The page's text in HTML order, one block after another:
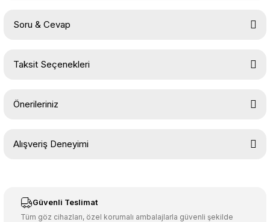
Soru & Cevap
Taksit Seçenekleri
Önerileriniz
konularda yetersiz gördüğünüz noktaları öneri formunu kullanarak
Ürün resmi kalitesiz, bozuk veya görüntülenemiyor.
Ürün açıklamasında eksik bilgiler bulunuyor.
Alışveriş Deneyimi
Güvenli Teslimat
Tüm göz cihazları, özel korumalı ambalajlarla güvenli şekilde